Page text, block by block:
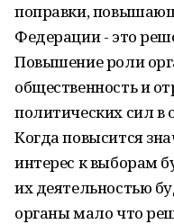
поправки,
Федерации - это
Повышение роли
общественность и
политических сил в
Когда повысится
интерес к выборам
их деятельностью
органы мало что